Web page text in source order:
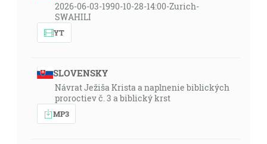
2026-06-03-1990-10-28-14:00-Zurich-
SWAHILI
YT
SLOVENSKY
Návrat Ježiša Krista a naplnenie biblických
proroctiev č. 3 a biblický krst
MP3